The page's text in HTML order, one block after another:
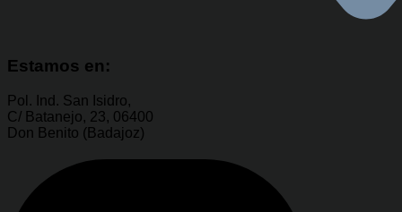
Estamos en:
Pol. Ind. San Isidro,
C/ Batanejo, 23, 06400
Don Benito (Badajoz)